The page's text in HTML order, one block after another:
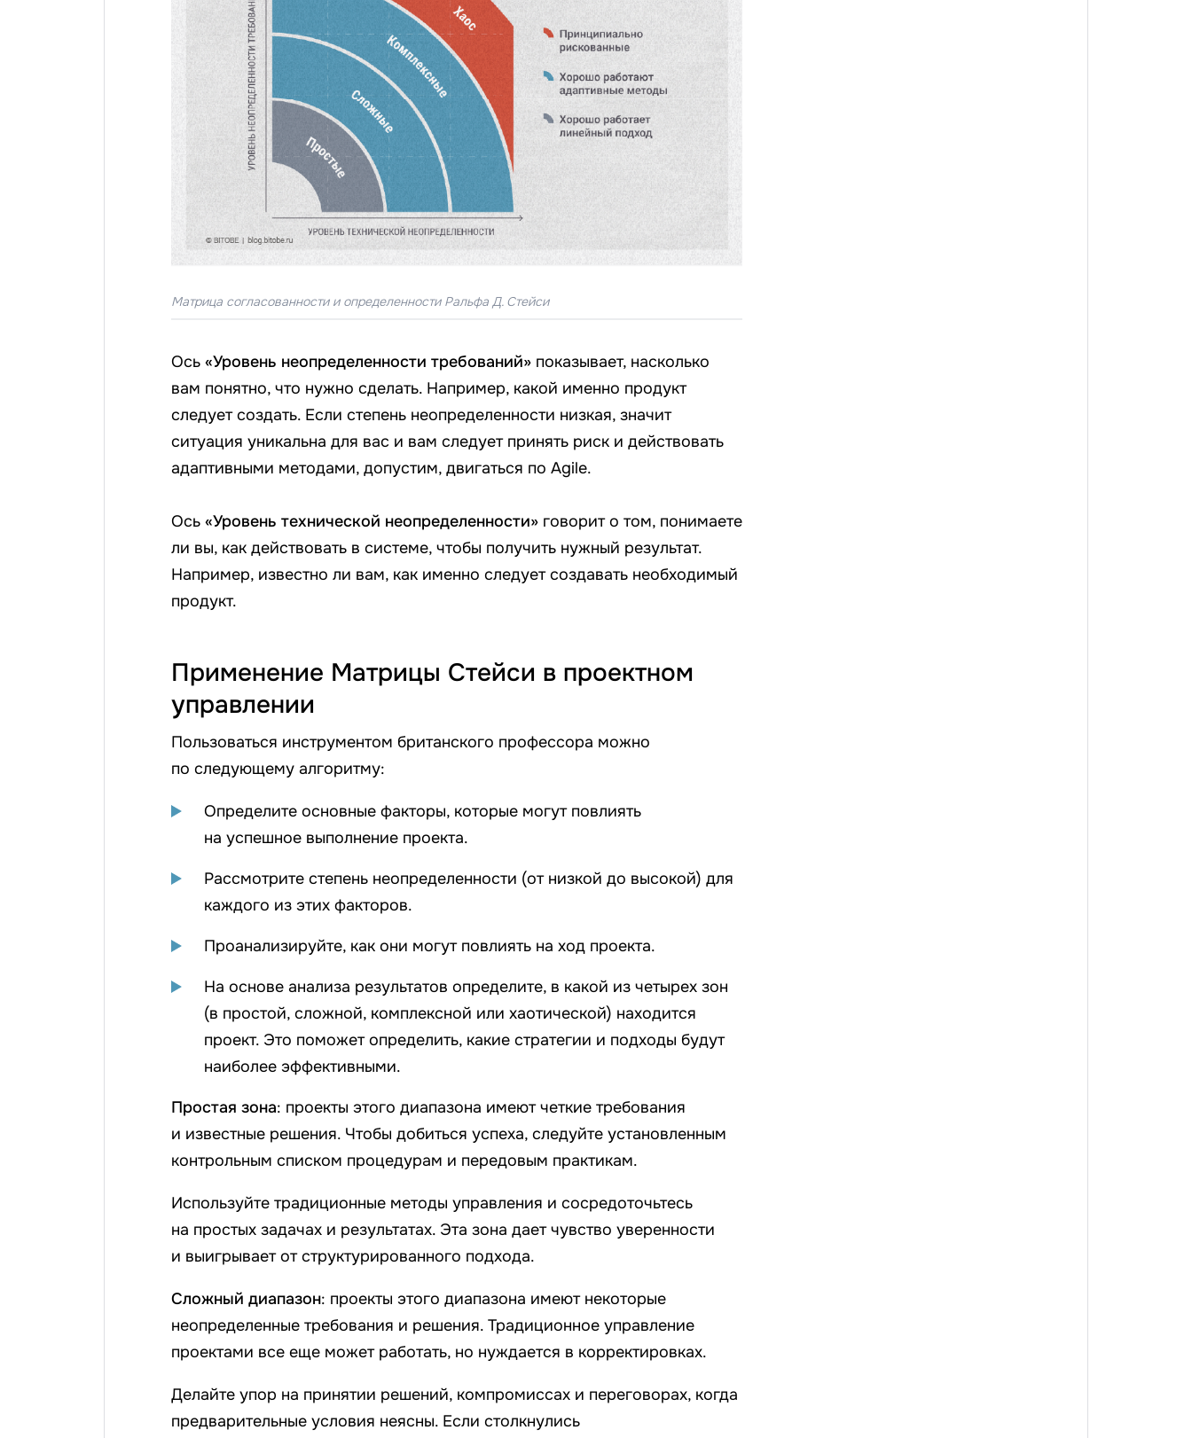
Матрица согласованности и определенности Ральфа Д. Стейси
Ось «Уровень неопределенности требований» показывает, насколько
вам понятно, что нужно сделать. Например, какой именно продукт
следует создать. Если степень неопределенности низкая, значит
ситуация уникальна для вас и вам следует принять риск и действовать
адаптивными методами, допустим, двигаться по Agile.
Ось «Уровень технической неопределенности» говорит о том, понимаете
ли вы, как действовать в системе, чтобы получить нужный результат.
Например, известно ли вам, как именно следует создавать необходимый
продукт.
Применение Матрицы Стейси в проектном
управлении
Пользоваться инструментом британского профессора можно
по следующему алгоритму:
Определите основные факторы, которые могут повлиять
на успешное выполнение проекта.
Рассмотрите степень неопределенности (от низкой до высокой) для
каждого из этих факторов.
Проанализируйте, как они могут повлиять на ход проекта.
На основе анализа результатов определите, в какой из четырех зон
(в простой, сложной, комплексной или хаотической) находится
проект. Это поможет определить, какие стратегии и подходы будут
наиболее эффективными.
Простая зона: проекты этого диапазона имеют четкие требования
и известные решения. Чтобы добиться успеха, следуйте установленным
контрольным списком процедурам и передовым практикам.
Используйте традиционные методы управления и сосредоточьтесь
на простых задачах и результатах. Эта зона дает чувство уверенности
и выигрывает от структурированного подхода.
Сложный диапазон: проекты этого диапазона имеют некоторые
неопределенные требования и решения. Традиционное управление
проектами все еще может работать, но нуждается в корректировках.
Делайте упор на принятии решений, компромиссах и переговорах, когда
предварительные условия неясны. Если столкнулись